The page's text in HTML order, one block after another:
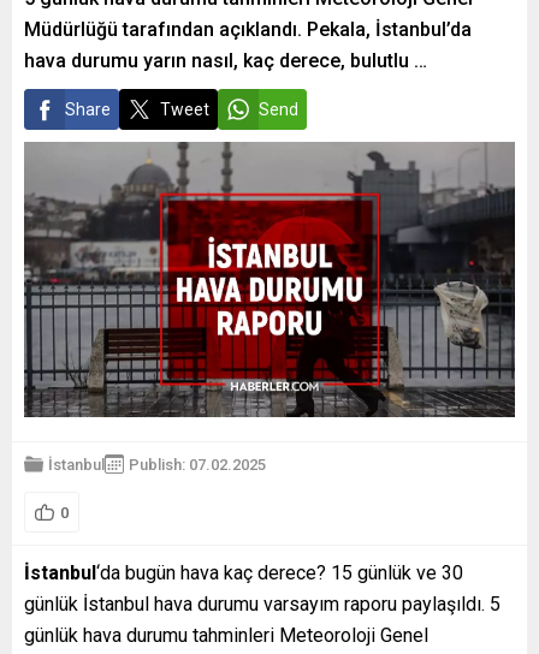
Müdürlüğü tarafından açıklandı. Pekala, İstanbul’da
hava durumu yarın nasıl, kaç derece, bulutlu …
Share Tweet Send
İstanbul Publish: 07.02.2025
0
İstanbul ‘da bugün hava kaç derece? 15 günlük ve 30
günlük İstanbul hava durumu varsayım raporu paylaşıldı. 5
günlük hava durumu tahminleri Meteoroloji Genel